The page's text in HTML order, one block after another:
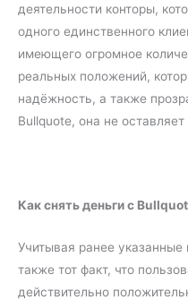
деятельности конторы,
одного единственного
имеющего огромное
реальных положений,
надёжность, а также
Bullquote, она не
Как снять деньги с
Учитывая ранее
также тот факт, что
действительно